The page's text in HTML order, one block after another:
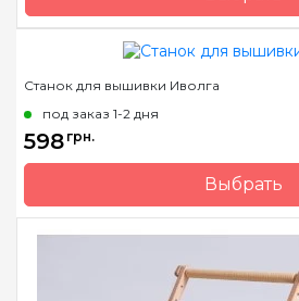
Бренд
Страна-производитель
Станок для вышивки Иволга
под заказ 1-2 дня
598 грн.
Выбрать
Бренд